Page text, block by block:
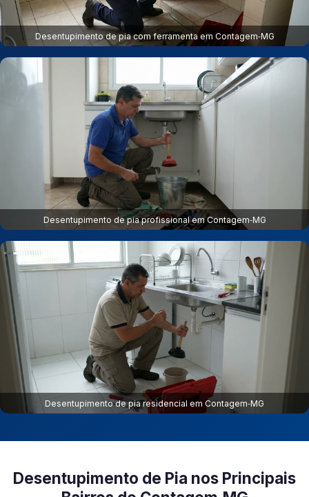
Desentupimento de pia com ferramenta em Contagem‑MG
Desentupimento de pia profissional em Contagem‑MG
Desentupimento de pia residencial em Contagem‑MG
Desentupimento de Pia nos Principais